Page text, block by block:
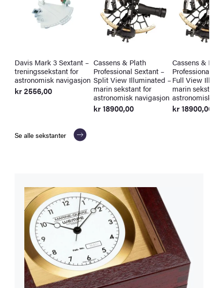
Davis Mark 3 Sextant –
treningssekstant for
astronomisk navigasjon
kr2556,00
Cassens & Plath
Professional Sextant –
Split View Illuminated –
marin sekstant for
astronomisk navigasjon
kr18900,00
Cassens &
Professional
Full View
marin
astronomisk
kr18900,00
Se alle sekstanter